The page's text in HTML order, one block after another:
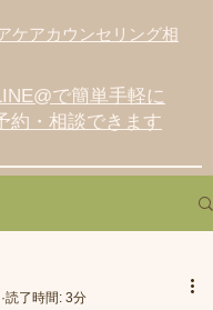
ケアカウンセリング相
で簡単手軽に
約・相談できます
読了時間: 3分